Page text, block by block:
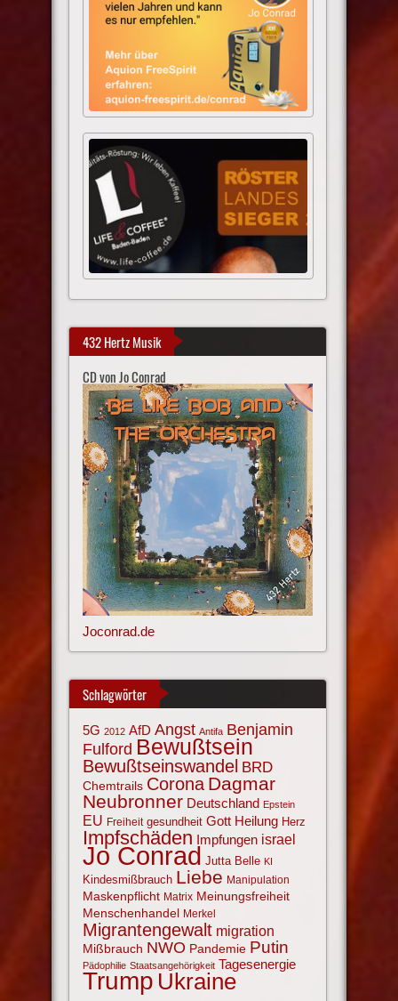
432 Hertz Musik
CD von Jo Conrad
Joconrad.de
Schlagwörter
5G 2012 AfD Angst Antifa Benjamin
Fulford Bewußtsein
Bewußtseinswandel BRD
Chemtrails Corona Dagmar
Neubronner Deutschland Epstein
EU Freiheit gesundheit Gott Heilung Herz
Impfschäden Impfungen israel
Jo Conrad Jutta Belle KI
Kindesmißbrauch Liebe Manipulation
Maskenpflicht Matrix Meinungsfreiheit
Menschenhandel Merkel
Migrantengewalt migration
Mißbrauch NWO Pandemie Putin
Pädophilie Staatsangehörigkeit Tagesenergie
Trump Ukraine